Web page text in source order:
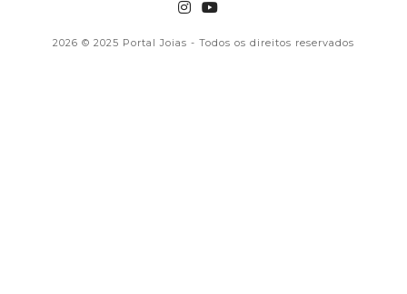
2026 © 2025 Portal Joias - Todos os direitos reservados